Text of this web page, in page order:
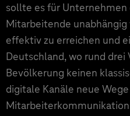
sollte es für
Mitarbeitende
effektiv zu erreichen und
Deutschland, wo rund
Bevölkerung keinen
digitale Kanäle neue